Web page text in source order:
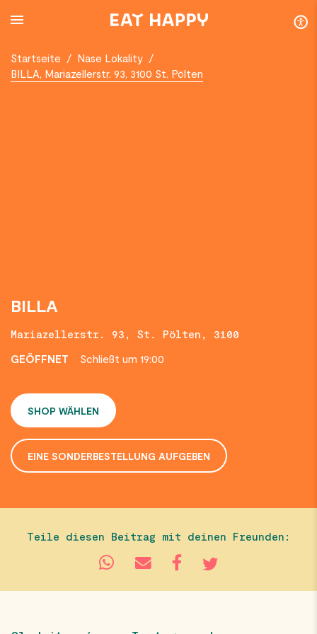
TO
Startseite / Nase Lokality /
BILLA, Mariazellerstr. 93, 3100 St. Pölten
BILLA
Mariazellerstr. 93, St. Pölten, 3100
GEÖFFNET
Schließt um 19:00
SHOP WÄHLEN
EINE SONDERBESTELLUNG AUFGEBEN
Teile diesen Beitrag mit deinen Freunden: